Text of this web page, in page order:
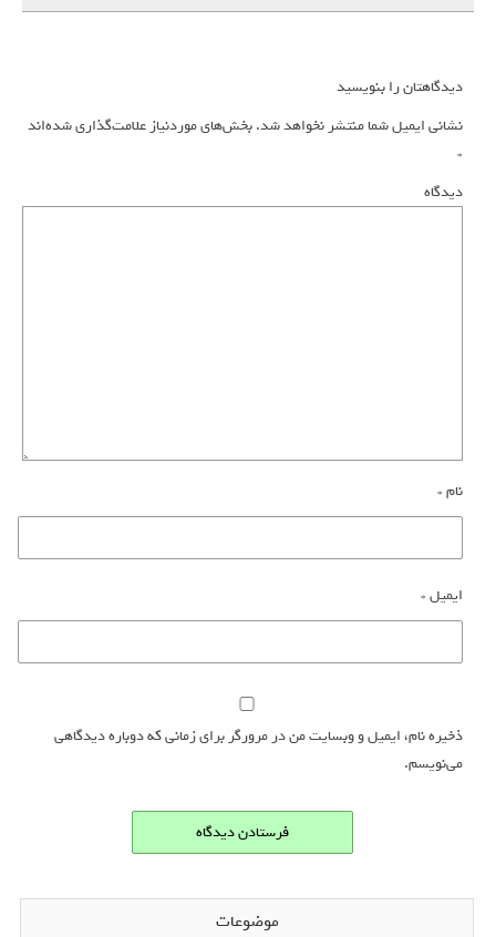
دیدگاهتان را بنویسید
نشانی ایمیل شما منتشر نخواهد شد.بخش‌های موردنیاز علامت‌گذاری شده‌اند
*
دیدگاه
نام*
ایمیل*
ذخیره نام، ایمیل و وبسایت من در مرورگر برای زمانی که دوباره دیدگاهی
می‌نویسم.
موضوعات